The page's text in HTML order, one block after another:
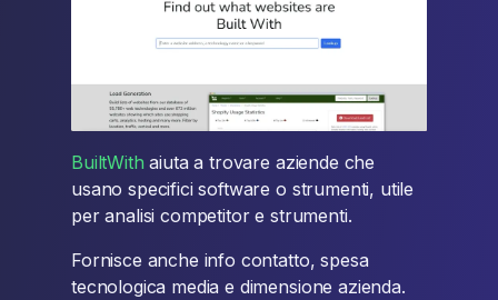
BuiltWith aiuta a trovare aziende che
usano specifici software o strumenti, utile
per analisi competitor e strumenti.
Fornisce anche info contatto, spesa
tecnologica media e dimensione azienda.